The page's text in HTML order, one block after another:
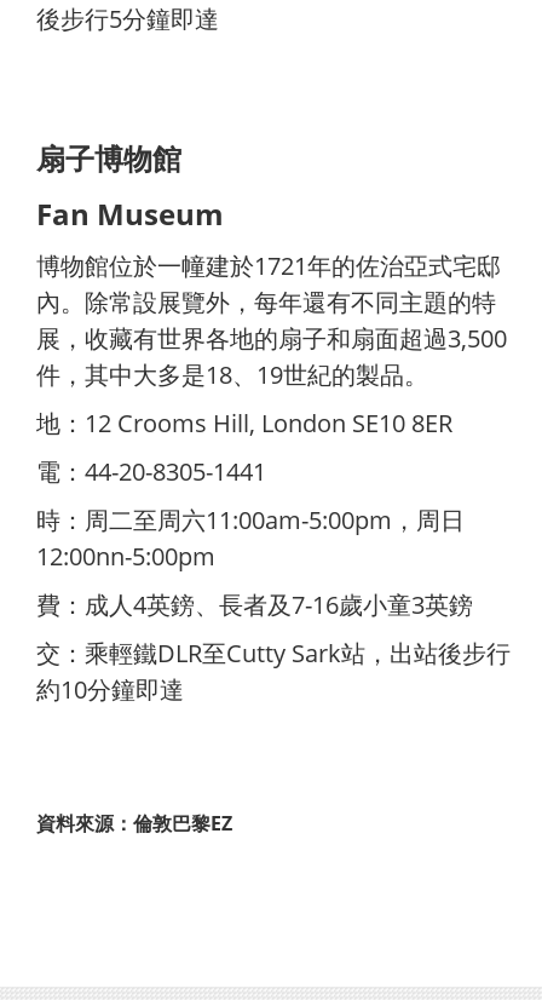
後步行5分鐘即達
扇子博物館
Fan Museum
博物館位於一幢建於1721年的佐治亞式宅邸
內。除常設展覽外，每年還有不同主題的特
展，收藏有世界各地的扇子和扇面超過3,500
件，其中大多是18、19世紀的製品。
地：12 Crooms Hill, London SE10 8ER
電：44-20-8305-1441
時：周二至周六11:00am-5:00pm，周日
12:00nn-5:00pm
費：成人4英鎊、長者及7-16歲小童3英鎊
交：乘輕鐵DLR至Cutty Sark站，出站後步行
約10分鐘即達
資料來源：倫敦巴黎EZ